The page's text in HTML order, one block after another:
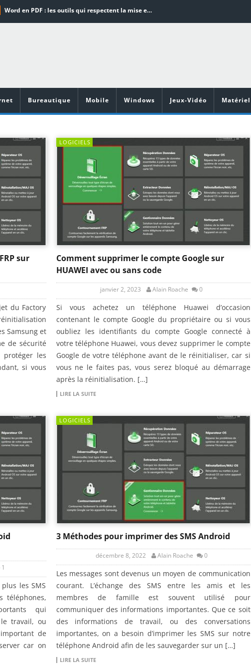
Word en PDF : les outils qui respectent la mise en page
Vidéoprojecteurs Asus : Top 6 des meilleurs modèles de la marque
Bureautique Mobile Windows Jeux-Vidéo Matériel
sur
du Factory
Samsung et
de sécurité
protéger les
si vous
LOGICIELS
Comment supprimer le compte Google sur
HUAWEI avec ou sans code
janvier 2, 2023 Alain Roache 0
Si vous achetez un téléphone Huawei d’occasion
contenant le compte Google du propriétaire ou si vous
oubliez les identifiants du compte Google connecté à
votre téléphone Huawei, vous devez supprimer le compte
Google de votre téléphone avant de le réinitialiser, car si
vous ne le faites pas, vous serez bloqué au démarrage
après la réinitialisation. […]
LIRE LA SUITE
1
les SMS
téléphones,
qui
travail, ou
de
car on
LOGICIELS
3 Méthodes pour imprimer des SMS Android
décembre 8, 2022 Alain Roache 0
Les messages sont devenus un moyen de communication
courant. L’échange des SMS entre les amis et les
membres de famille est souvent utilisé pour
communiquer des informations importantes. Que ce soit
des informations de travail, ou des conversations
importantes, on a besoin d’imprimer les SMS sur notre
téléphone Android afin de les sauvegarder sur un […]
LIRE LA SUITE